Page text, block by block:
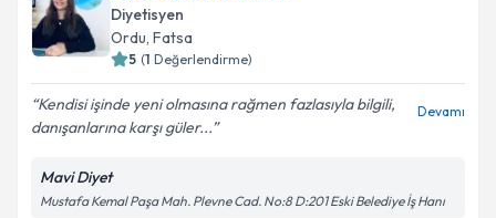
oluşturun. Size bu uzmandan randevu almanız için bir
takvim hazırlandığında e-posta ile bilgilendireceğiz.
Kişisel verilerimin işlenmesine ilişkin
Metni'ni okudum ve kişisel verilerimin belirtilen
Diyetisyen
Ordu, Fatsa
5 (1 Değerlendirme)
Kendisi işinde yeni olmasına rağmen fazlasıyla bilgili,
danışanlarına karşı güler...
Devamı
Mavi Diyet
Mustafa Kemal Paşa Mah. Plevne Cad. No:8 D:201 Eski Belediye İş Hanı